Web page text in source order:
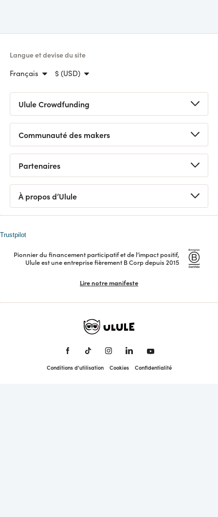
Langue et devise du site
Français $ (USD)
Ulule Crowdfunding
Voir toutes les collectes
Webinaire crowdfunding gratuit
Foire aux questions
Logo / Kits de campagne
Statistiques
Communauté des makers
Bons plans
Demander un conseil
Tutoriels
Partenaires
Devenir partenaire
Organiser un appel à projets
Nos dispositifs
API
À propos d’Ulule
Nous contacter
Presse
Trustpilot
Pionnier du financement participatif et de l’impact positif,
Ulule est une entreprise fièrement B Corp depuis 2015
Lire notre manifeste
Conditions d'utilisation Cookies Confidentialité